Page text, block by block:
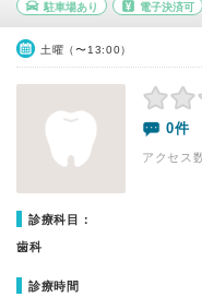
駐車場あり 電子決済可
土曜（〜13:00）
0件
アクセス
診療科目：
歯科
診療時間